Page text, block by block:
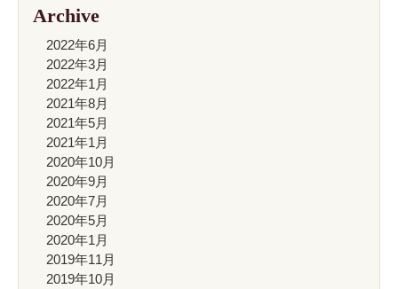
Archive
2022年6月
2022年3月
2022年1月
2021年8月
2021年5月
2021年1月
2020年10月
2020年9月
2020年7月
2020年5月
2020年1月
2019年11月
2019年10月